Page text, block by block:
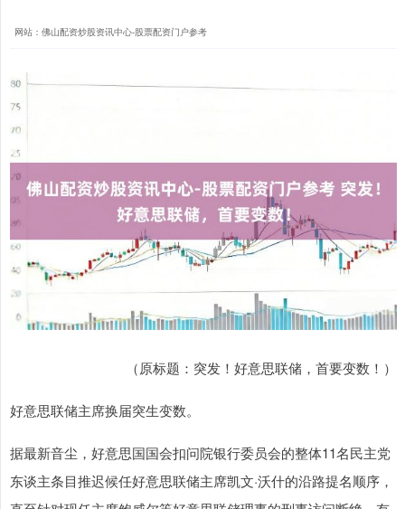
网站：佛山配资炒股资讯中心-股票配资门户参考
（原标题：突发！好意思联储，首要变数！）
好意思联储主席换届突生变数。
据最新音尘，好意思国国会扣问院银行委员会的整体11名民主党
东谈主条目推迟候任好意思联储主席凯文·沃什的沿路提名顺序，